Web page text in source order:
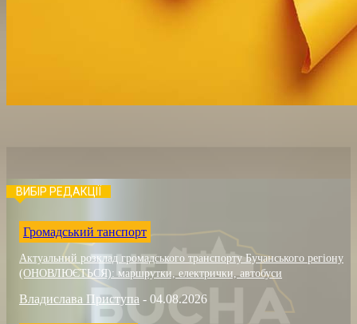
ВИБІР РЕДАКЦІЇ
Громадський танспорт
Актуальний розклад громадського транспорту Бучанського регіону
(ОНОВЛЮЄТЬСЯ): маршрутки, електрички, автобуси
Владислава Приступа - 04.08.2026